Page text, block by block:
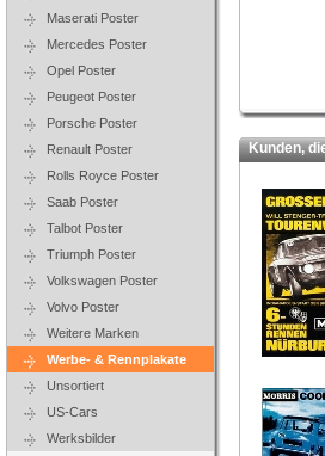
Maserati Poster
Mercedes Poster
Opel Poster
Peugeot Poster
Porsche Poster
Renault Poster
Rolls Royce Poster
Saab Poster
Talbot Poster
Triumph Poster
Volkswagen Poster
Volvo Poster
Weitere Marken
Werbe- & Rennplakate
Unsortiert
US-Cars
Werksbilder
Kunden, die